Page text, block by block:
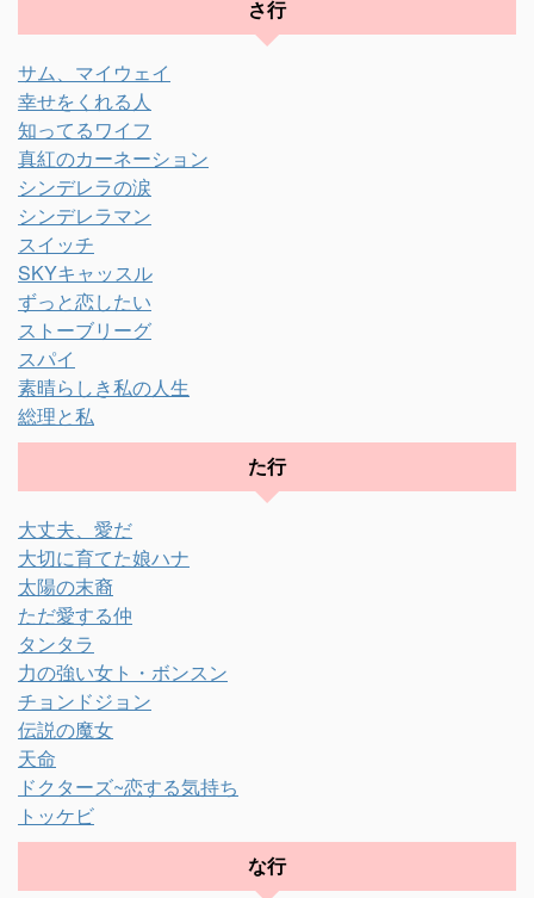
さ行
サム、マイウェイ
幸せをくれる人
知ってるワイフ
真紅のカーネーション
シンデレラの涙
シンデレラマン
スイッチ
SKYキャッスル
ずっと恋したい
ストーブリーグ
スパイ
素晴らしき私の人生
総理と私
た行
大丈夫、愛だ
大切に育てた娘ハナ
太陽の末裔
ただ愛する仲
タンタラ
力の強い女ト・ボンスン
チョンドジョン
伝説の魔女
天命
ドクターズ~恋する気持ち
トッケビ
な行